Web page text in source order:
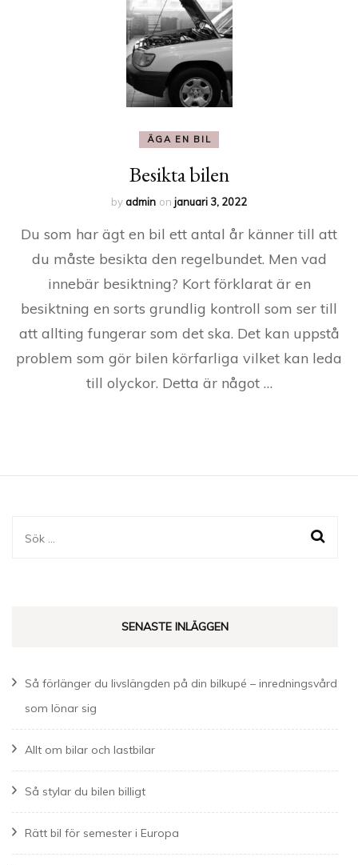
ÄGA EN BIL
Besikta bilen
byadmin on januari 3, 2022
Du som har ägt en bil ett antal år känner till att
du måste besikta den regelbundet. Men vad
innebär besiktning? Kort förklarat är en
besiktning en sorts grundlig kontroll som ser till
att allting fungerar som det ska. Det kan uppstå
problem som gör bilen körfarliga vilket kan leda
till olyckor. Detta är något …
Sök
SENASTE INLÄGGEN
Så förlänger du livslängden på din bilkupé – inredningsvård
som lönar sig
Allt om bilar och lastbilar
Så stylar du bilen billigt
Rätt bil för semester i Europa